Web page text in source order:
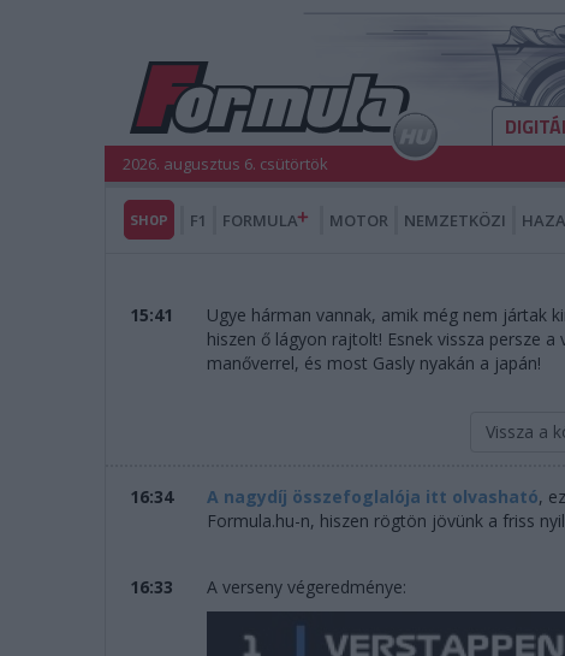
2026. augusztus 6. csütörtök
SHOP F1 FORMULA MOTOR NEMZETKÖZI
15:41
Ugye hárman vannak, amik még nem jártak
hiszen ő lágyon rajtolt! Esnek vissza persze
manőverrel, és most Gasly nyakán a japán!
Vissza a
16:34 A nagydíj összefoglalója itt olvasható,
Formula.hu-n, hiszen rögtön jövünk a friss
16:33 A verseny végeredménye: